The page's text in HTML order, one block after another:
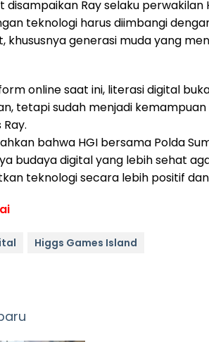
disampaikan Ray selaku perwakilan
teknologi harus diimbangi
khususnya generasi muda yang
online saat ini, literasi digital
tetapi sudah menjadi
bahwa HGI bersama Polda
budaya digital yang lebih sehat
teknologi secara lebih positif
Higgs Games Island